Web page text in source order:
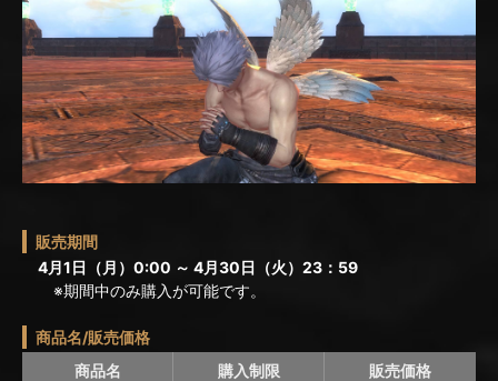
販売期間
4月1日（月）0:00 ～ 4月30日（火）23：59
※期間中のみ購入が可能です。
商品名/販売価格
商品名
購入制限
販売価格